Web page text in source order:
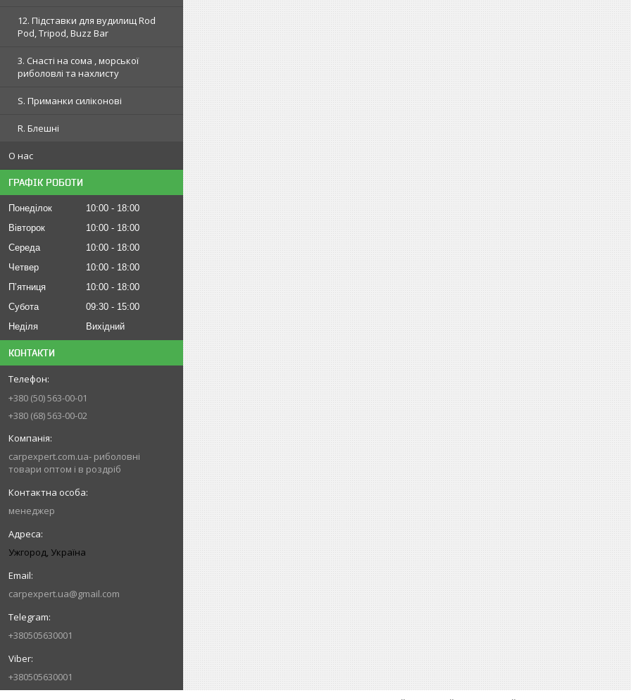
12. Підставки для вудилищ Rod
Pod, Tripod, Buzz Bar
3. Снасті на сома , морської
риболовлі та нахлисту
S. Приманки силіконові
R. Блешні
О нас
ГРАФІК РОБОТИ
Понеділок 10:00
18:00
Вівторок
10:00
18:00
Середа
10:00
18:00
Четвер
10:00
18:00
Пʼятниця
10:00
18:00
Субота
09:30
15:00
Неділя
Вихідний
КОНТАКТИ
+380 (50) 563-00-01
+380 (68) 563-00-02
carpexpert.com.ua- риболовні
товари оптом і в роздріб
менеджер
Ужгород, Україна
carpexpert.ua@gmail.com
+380505630001
+380505630001